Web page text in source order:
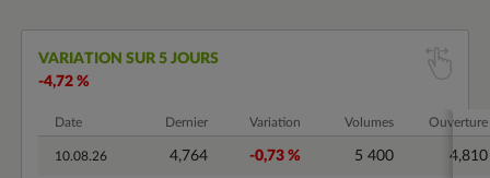
VARIATION SUR 5 JOURS
-4,72 %
Date Dernier Variation Volumes Ouverture
10.08.26 4,764 -0,73 % 5 400 4,810